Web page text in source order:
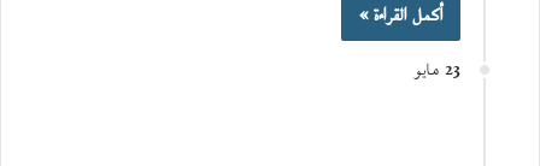
أكمل القراءة »
23 مايو